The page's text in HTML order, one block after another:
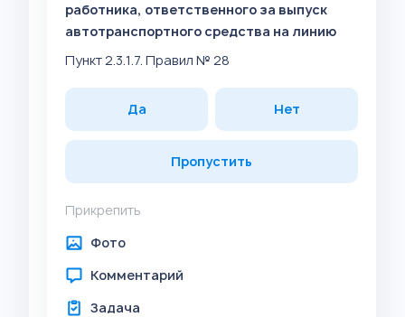
работника, ответственного за выпуск
автотранспортного средства на линию
Пункт 2.3.1.7. Правил № 28
Да Нет
Пропустить
Прикрепить
Фото
Комментарий
Задача